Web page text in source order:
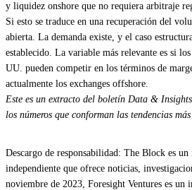
y liquidez onshore que no requiera arbitraje
Si esto se traduce en una recuperación del
abierta. La demanda existe, y el caso
establecido. La variable más relevante es si
UU. pueden competir en los términos de
actualmente los exchanges offshore.
Este es un extracto del boletín Data &
los números que conforman las tendencias
Descargo de responsabilidad: The Block es
independiente que ofrece noticias,
noviembre de 2023, Foresight Ventures es